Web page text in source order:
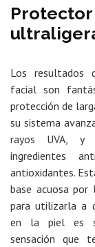
Los resultados
facial son
protección de
su sistema
rayos UVA, y
ingredientes
antioxidantes.
base acuosa
para utilizarla a
en la piel es
sensación que